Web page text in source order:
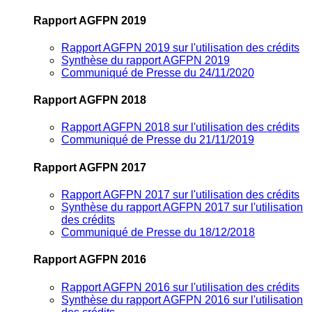
Rapport AGFPN 2019
Rapport AGFPN 2019 sur l'utilisation des crédits
Synthèse du rapport AGFPN 2019
Communiqué de Presse du 24/11/2020
Rapport AGFPN 2018
Rapport AGFPN 2018 sur l'utilisation des crédits
Communiqué de Presse du 21/11/2019
Rapport AGFPN 2017
Rapport AGFPN 2017 sur l'utilisation des crédits
Synthèse du rapport AGFPN 2017 sur l'utilisation
des crédits
Communiqué de Presse du 18/12/2018
Rapport AGFPN 2016
Rapport AGFPN 2016 sur l'utilisation des crédits
Synthèse du rapport AGFPN 2016 sur l'utilisation